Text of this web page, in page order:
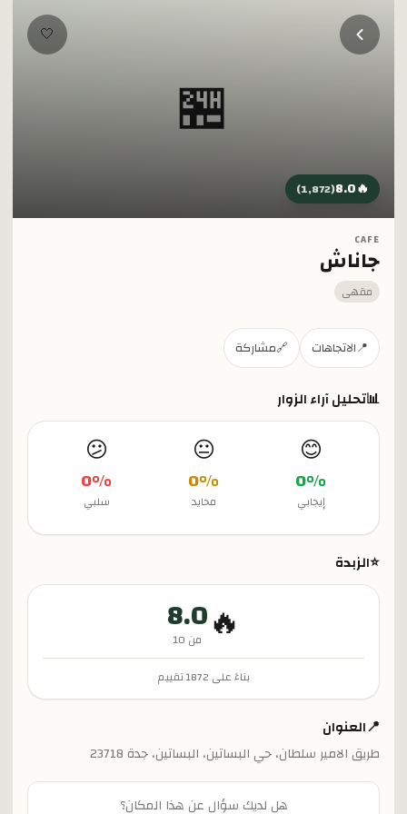
تخطي إلى المحتوى الرئيسي
🏪
🤍
🔥
8.0
(
1,872
)
CAFE
جاناش
مقهى
📍الاتجاهات 🔗مشاركة
📊تحليل آراء الزوار
😊
0%
إيجابي
😐
0%
محايد
😕
0%
سلبي
⭐الزبدة
🔥
8.0
من 10
بناءً على 1872تقييم
📍العنوان
طريق الامير سلطان، حي البساتين، البساتين، جدة 23718
هل لديك سؤال عن هذا المكان؟